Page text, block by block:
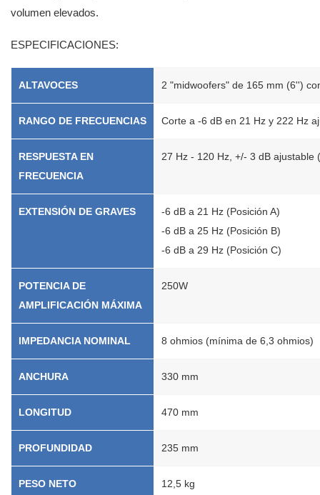
volumen elevados.
ESPECIFICACIONES:
ALTAVOCES 2 "midwoofers" de 165 mm (6'')
RANGO DE FRECUENCIAS Corte a -6 dB en 21 Hz y 222 Hz
RESPUESTA EN
FRECUENCIA
27 Hz - 120 Hz, +/- 3 dB ajustable
EXTENSIÓN DE GRAVES
-6 dB a 21 Hz (Posición A)
-6 dB a 25 Hz (Posición B)
-6 dB a 29 Hz (Posición C)
POTENCIA DE
AMPLIFICACIÓN MÁXIMA
250W
IMPEDANCIA NOMINAL 8 ohmios (mínima de 6,3 ohmios)
ANCHURA 330 mm
LONGITUD 470 mm
PROFUNDIDAD 235 mm
PESO NETO 12,5 kg